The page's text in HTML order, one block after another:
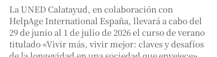
La UNED Calatayud, en colaboración con
HelpAge International España, llevará a cabo del
29 de junio al 1 de julio de 2026 el curso de verano
titulado «Vivir más, vivir mejor: claves y desafíos